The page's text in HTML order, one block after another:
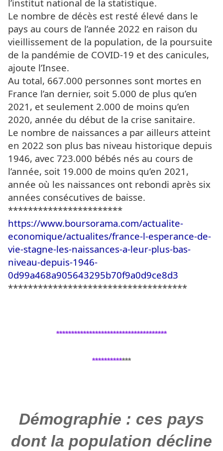
l’institut national de la statistique.
Le nombre de décès est resté élevé dans le
pays au cours de l’année 2022 en raison du
vieillissement de la population, de la poursuite
de la pandémie de COVID-19 et des canicules,
ajoute l’Insee.
Au total, 667.000 personnes sont mortes en
France l’an dernier, soit 5.000 de plus qu’en
2021, et seulement 2.000 de moins qu’en
2020, année du début de la crise sanitaire.
Le nombre de naissances a par ailleurs atteint
en 2022 son plus bas niveau historique depuis
1946, avec 723.000 bébés nés au cours de
l’année, soit 19.000 de moins qu’en 2021,
année où les naissances ont rebondi après six
années consécutives de baisse.
***********************
https://www.boursorama.com/actualite-
economique/actualites/france-l-esperance-de-
vie-stagne-les-naissances-a-leur-plus-bas-
niveau-depuis-1946-
0d99a468a905643295b70f9a0d9ce8d3
************************************
*************************************
*************
Démographie : ces pays
dont la population décline